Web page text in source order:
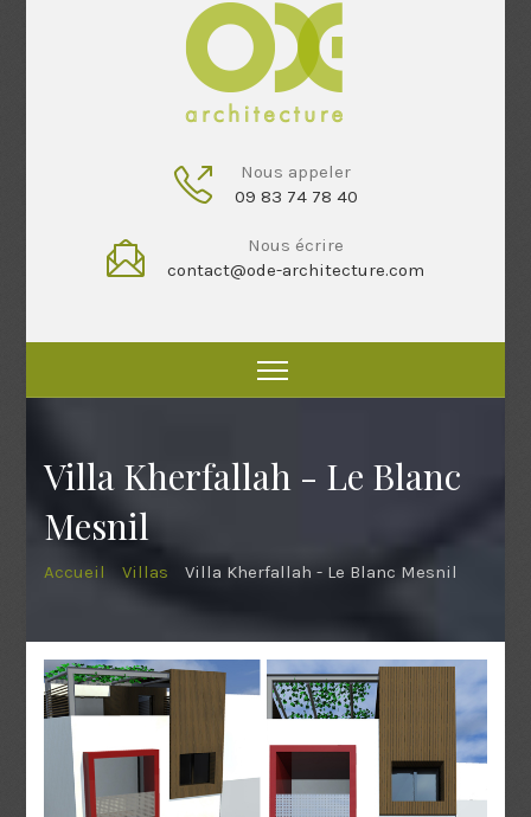
Nous appeler
09 83 74 78 40
Nous écrire
contact@ode-architecture.com
Villa Kherfallah - Le Blanc
Mesnil
Accueil Villas Villa Kherfallah - Le Blanc Mesnil